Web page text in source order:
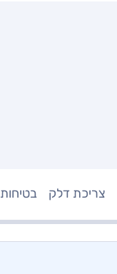
צריכת דלק בטיחות